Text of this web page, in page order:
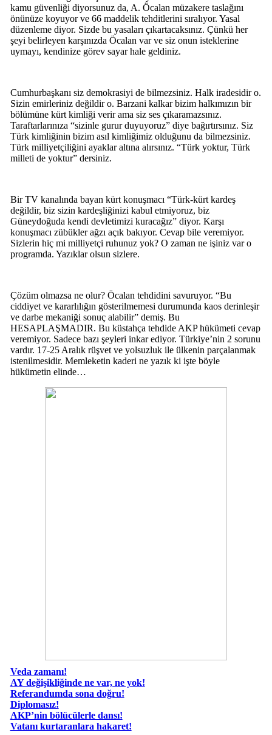
kamu güvenliği diyorsunuz da, A. Öcalan müzakere taslağını
önünüze koyuyor ve 66 maddelik tehditlerini sıralıyor. Yasal
düzenleme diyor. Sizde bu yasaları çıkartacaksınız. Çünkü her
şeyi belirleyen karşınızda Öcalan var ve siz onun isteklerine
uymayı, kendinize görev sayar hale geldiniz.
Cumhurbaşkanı siz demokrasiyi de bilmezsiniz. Halk iradesidir o.
Sizin emirleriniz değildir o. Barzani kalkar bizim halkımızın bir
bölümüne kürt kimliği verir ama siz ses çıkaramazsınız.
Taraftarlarınıza “sizinle gurur duyuyoruz” diye bağırtırsınız. Siz
Türk kimliğinin bizim asıl kimliğimiz olduğunu da bilmezsiniz.
Türk milliyetçiliğini ayaklar altına alırsınız. “Türk yoktur, Türk
milleti de yoktur” dersiniz.
Bir TV kanalında bayan kürt konuşmacı “Türk-kürt kardeş
değildir, biz sizin kardeşliğinizi kabul etmiyoruz, biz
Güneydoğuda kendi devletimizi kuracağız” diyor. Karşı
konuşmacı zübükler ağzı açık bakıyor. Cevap bile veremiyor.
Sizlerin hiç mi milliyetçi ruhunuz yok? O zaman ne işiniz var o
programda. Yazıklar olsun sizlere.
Çözüm olmazsa ne olur? Öcalan tehdidini savuruyor. “Bu
ciddiyet ve kararlılığın gösterilmemesi durumunda kaos derinleşir
ve darbe mekaniği sonuç alabilir” demiş. Bu
HESAPLAŞMADIR. Bu küstahça tehdide AKP hükümeti cevap
veremiyor. Sadece bazı şeyleri inkar ediyor. Türkiye’nin 2 sorunu
vardır. 17-25 Aralık rüşvet ve yolsuzluk ile ülkenin parçalanmak
istenilmesidir. Memleketin kaderi ne yazık ki işte böyle
hükümetin elinde…
Veda zamanı!
AY değişikliğinde ne var, ne yok!
Referandumda sona doğru!
Diplomasız!
AKP’nin bölücülerle dansı!
Vatanı kurtaranlara hakaret!